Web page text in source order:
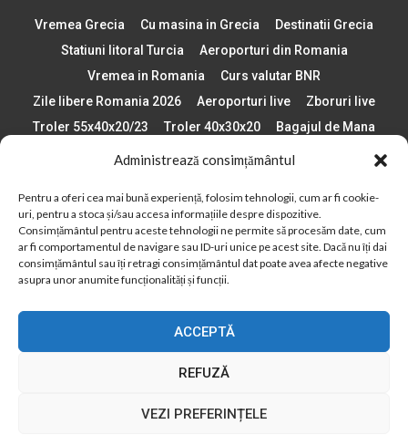
Administrează consimțământul
Pentru a oferi cea mai bună experiență, folosim tehnologii, cum ar fi cookie-
uri, pentru a stoca și/sau accesa informațiile despre dispozitive.
Consimțământul pentru aceste tehnologii ne permite să procesăm date, cum
ar fi comportamentul de navigare sau ID-uri unice pe acest site. Dacă nu îți dai
consimțământul sau îți retragi consimțământul dat poate avea afecte negative
asupra unor anumite funcționalități și funcții.
ACCEPTĂ
REFUZĂ
VEZI PREFERINȚELE
Vremea Grecia Cu masina in Grecia
Destinatii Grecia
Statiuni litoral Turcia
Aeroporturi din Romania
Vremea in Romania
Curs valutar BNR
Zile libere Romania 2026
Aeroporturi live
Zboruri live
Troler 55x40x20/23
Troler 40x30x20
Bagajul de Mana
Paste 2026
Cele mai bune telefoane
Plaje din Europa
Concerte Romania 2025
Asigurare de calatorie
Când se schimba ora în 2026
Calendar Formula 1 sezon 2026
Boarding Pass
Despre AirlinesTravel.ro
Politică cookie-uri (UE)
Cookie Policy (AU)
Politică cookie-uri (ZA)
Politică cookie-uri (Canada)
Politică cookie-uri (BR)
2012 - 2025 © Toate drepturile rezervate